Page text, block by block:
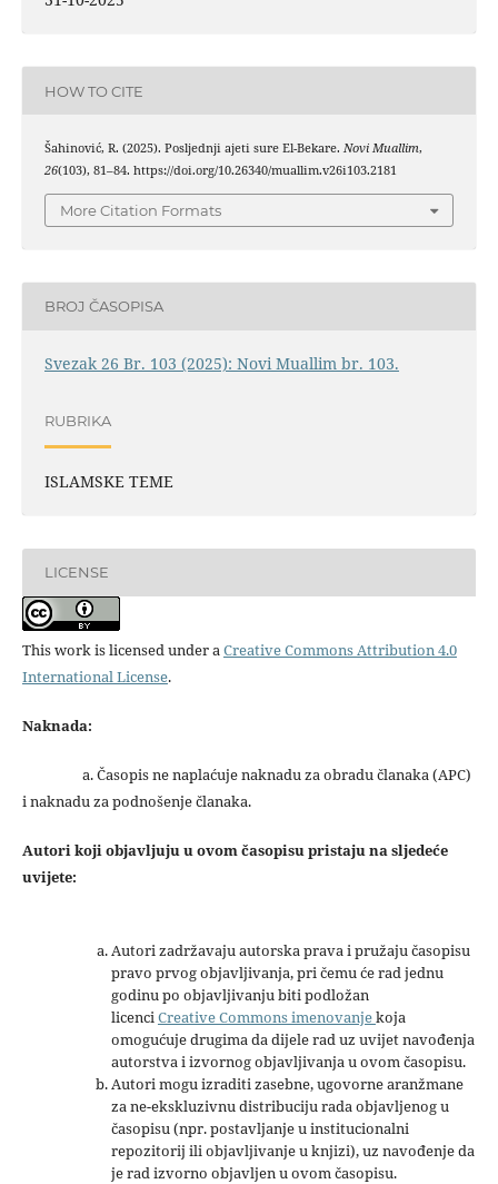
HOW TO CITE
Šahinović, R. (2025). Posljednji ajeti sure El-Bekare. Novi Muallim,
26(103), 81–84. https://doi.org/10.26340/muallim.v26i103.2181
More Citation Formats
BROJ ČASOPISA
Svezak 26 Br. 103 (2025): Novi Muallim br. 103.
RUBRIKA
ISLAMSKE TEME
LICENSE
This work is licensed under aCreative Commons Attribution 4.0
International License.
Naknada:
a. Časopis ne naplaćuje naknadu za obradu članaka (APC)
i naknadu za podnošenje članaka.
Autori koji objavljuju u ovom časopisu pristaju na sljedeće
uvijete:
Autori zadržavaju autorska prava i pružaju časopisu
pravo prvog objavljivanja, pri čemu će rad jednu
godinu po objavljivanju biti podložan
licenciCreative Commons imenovanjekoja
omogućuje drugima da dijele rad uz uvijet navođenja
autorstva i izvornog objavljivanja u ovom časopisu.
Autori mogu izraditi zasebne, ugovorne aranžmane
za ne-ekskluzivnu distribuciju rada objavljenog u
časopisu (npr. postavljanje u institucionalni
repozitorij ili objavljivanje u knjizi), uz navođenje da
je rad izvorno objavljen u ovom časopisu.